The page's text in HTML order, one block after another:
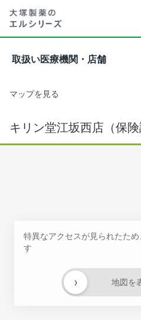
取扱い医療機関・店舗
マップを見る
キリン堂江坂西店（保険
特異なアクセスが見られたた
す
地図を
›